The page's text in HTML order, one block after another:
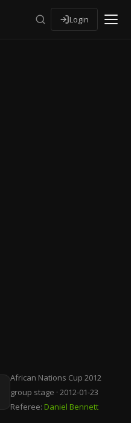
Login
African Nations Cup 2012
group stage · 2012-01-23
Referee: Daniel Bennett